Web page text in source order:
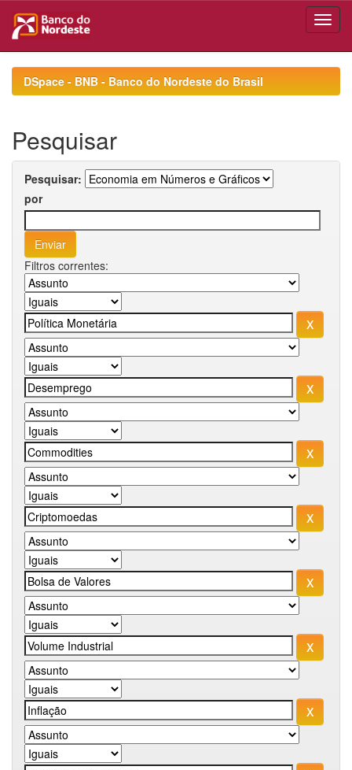
navigationDSpace - BNB - Banco do Nordeste do Brasil
Pesquisar
Pesquisar:
por
Filtros correntes: